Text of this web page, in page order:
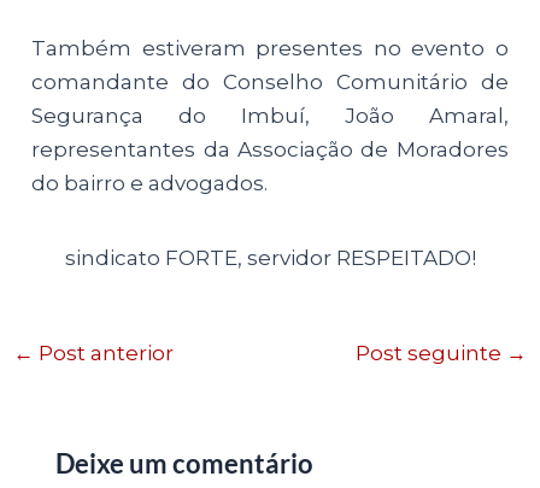
Também estiveram presentes no evento o
comandante do Conselho Comunitário de
Segurança do Imbuí, João Amaral,
representantes da Associação de Moradores
do bairro e advogados.
sindicato FORTE, servidor RESPEITADO!
← Post anterior Post seguinte →
Deixe um comentário